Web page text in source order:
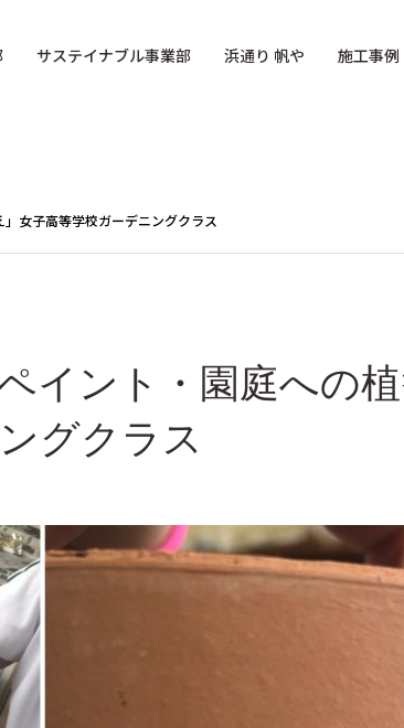
サステイナブル事業部 浜通り 帆や 施工事例
」女子高等学校ガーデニングクラス
ペイント・園庭への
グクラス